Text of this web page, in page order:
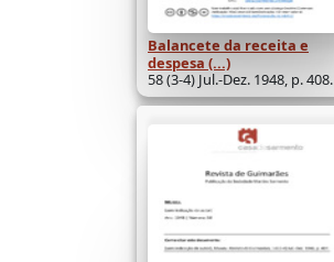
Balancete da receita e
despesa (...)
58 (3-4) Jul.-Dez. 1948, p. 408.